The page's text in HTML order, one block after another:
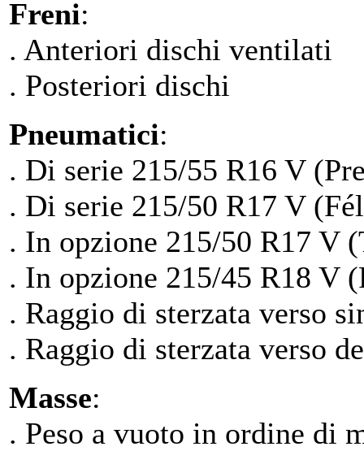
Freni:
. Anteriori dischi ventilati
. Posteriori dischi
Pneumatici:
. Di serie 215/55 R16 V
. Di serie 215/50 R17 V
. In opzione 215/50 R17 V
. In opzione 215/45 R18 V
. Raggio di sterzata verso
. Raggio di sterzata verso
Masse:
. Peso a vuoto in ordine di